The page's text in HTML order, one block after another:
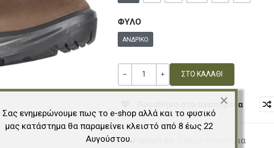
ΦΥΛΟ
ΑΝΔΡΙΚΌ
Ποσότητα
Προσθήκη στα αγαπημένα
Επιστροφή σε: Casual Μποτάκια
×
Σας ενημερώνουμε πως το e-shop αλλά και το φυσικό
μας κατάστημα θα παραμείνει κλειστό από 8 έως 22
Αυγούστου.